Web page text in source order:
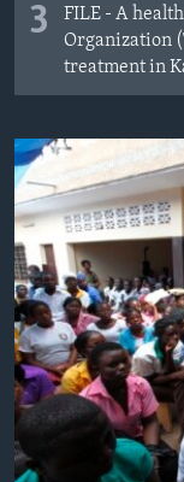
3
FILE - A
Organization
treatment in